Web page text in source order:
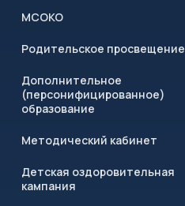
МСОКО
Родительское просвещение
Дополнительное
(персонифицированное)
образование
Методический кабинет
Детская оздоровительная
кампания